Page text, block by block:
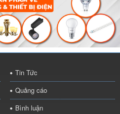
Tin Tức
Quảng cáo
Bình luận